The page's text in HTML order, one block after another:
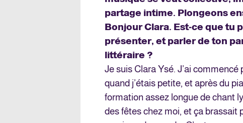
partage intime. Plongeons
Bonjour Clara. Est-ce que tu
présenter, et parler de ton
littéraire ?
Je suis Clara Ysé. J’ai commencé
quand j’étais petite, et après du
formation assez longue de chant
des fêtes chez moi, et ça brassait